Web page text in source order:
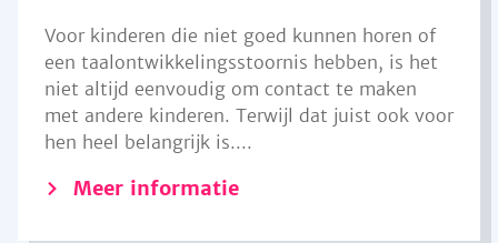
Voor kinderen die niet goed kunnen horen of
een taalontwikkelingsstoornis hebben, is het
niet altijd eenvoudig om contact te maken
met andere kinderen. Terwijl dat juist ook voor
hen heel belangrijk is....
Meer informatie